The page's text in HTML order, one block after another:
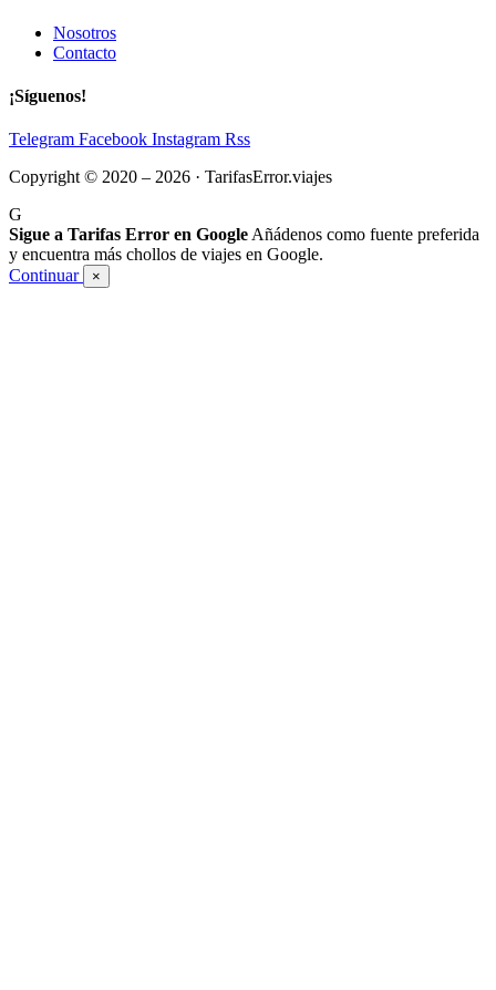
Nosotros
Contacto
¡Síguenos!
Telegram Facebook Instagram Rss
Copyright © 2020 – 2026 · TarifasError.viajes
G
Sigue a Tarifas Error en Google Añádenos como fuente preferida
y encuentra más chollos de viajes en Google.
Continuar
×